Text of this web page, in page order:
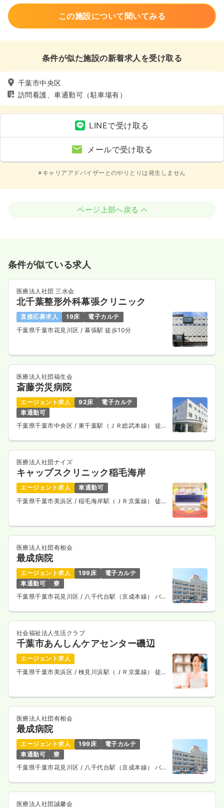
この施設について聞いてみる
条件が似た施設の新着求人を受け取る
千葉市中央区
訪問看護、車通勤可（駐車場有）
LINEで受け取る
メールで受け取る
※キャリアアドバイザーとのやりとりは発生しません
ページ上部へ戻る
条件が似ている求人
医療法人社団 三水会
北千葉整形外科幕張クリニック
直接応募求人 19床
電子カルテ
千葉県千葉市花見川区 / 幕張駅 徒歩10分
医療法人社団福生会
斎藤労災病院
エージェント求人 92床
電子カルテ
車通勤可
千葉県千葉市中央区 / 東千葉駅（ＪＲ総武本線） 徒歩
医療法人社団ナイズ
キャップスクリニック稲毛海岸
エージェント求人
車通勤可
千葉県千葉市美浜区 / 稲毛海岸駅（ＪＲ京葉線） 徒歩
医療法人社団有相会
最成病院
エージェント求人 199床
電子カルテ
車通勤可
寮
千葉県千葉市花見川区 / 八千代台駅（京成本線） バス
社会福祉法人生活クラブ
千葉市あんしんケアセンター磯辺
エージェント求人
千葉県千葉市美浜区 / 検見川浜駅（ＪＲ京葉線） 徒歩
医療法人社団有相会
最成病院
エージェント求人 199床
電子カルテ
車通勤可
寮
千葉県千葉市花見川区 / 八千代台駅（京成本線） バス
医療法人社団誠馨会